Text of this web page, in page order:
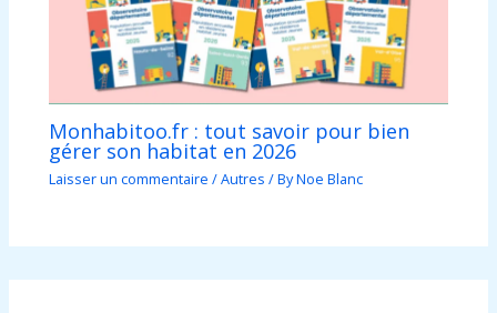
Monhabitoo.fr : tout savoir pour bien
gérer son habitat en 2026
Laisser un commentaire /Autres / ByNoe Blanc